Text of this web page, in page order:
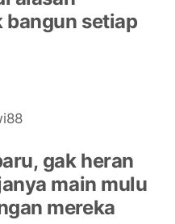
bangun setiap
gak heran
main mulu
mereka